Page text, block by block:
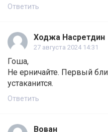
Ответить
Ходжа Насретдин
27 августа 2024 14:31
Гоша,
Не ерничайте. Первый
устаканится.
Ответить
Вован